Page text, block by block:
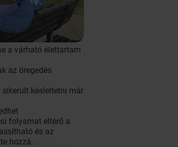
a várható élettartam
az öregedés
késleltetni már
folyamat eltérő a
és az
hozzá.